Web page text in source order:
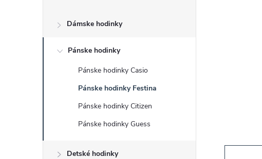
č
a
Dámske hodinky
Pánske hodinky
Pánske hodinky Casio
Pánske hodinky Festina
Pánske hodinky Citizen
Pánske hodinky Guess
Detské hodinky